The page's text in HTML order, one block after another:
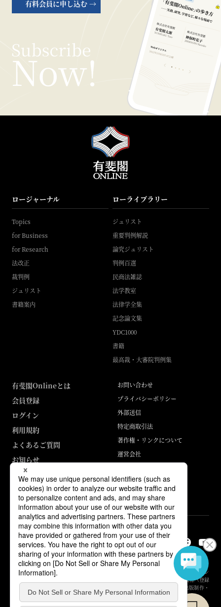
有料会員に申し込む →
ロージャーナル
Topics
for Business
for Research
法改正
裁判例
ジュリスト
書籍案内
ローライブラリー
ジュリスト
重要判例解説
論究ジュリスト
判例百選
民商法雑誌
法学教室
法律学全集
記念論文集
YDC1000
書籍
最高裁・大審院判例集
有斐閣Onlineとは
会員登録
ログイン
利用規約
よくあるご質問
お知らせ
お問い合わせ
プライバシーポリシー
外部送信
特定商取引法
著作権・リンクについて
運営会社
ABJマークは、この電子書店・電子書籍配信サービスが、著作権者からコン
テンツ使用許諾を得た正規版配信サービスであることを示す登録商標（登録
番号 第6091713号）です。詳しくは［ABJマーク］または［電子出版制作・
流通協議会］で検索してください。